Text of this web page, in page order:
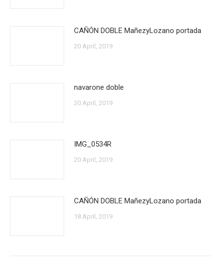
CAÑÓN DOBLE MañezyLozano portada
20 April, 2019
navarone doble
20 April, 2019
IMG_0534R
20 April, 2019
CAÑÓN DOBLE MañezyLozano portada
18 April, 2019